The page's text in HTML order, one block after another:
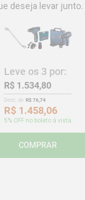
deseja levar junto.
Leve os 3 por:
R$ 1.534,80
Desc. de R$ 76,74
R$ 1.458,06
5% OFF no boleto à vista
COMPRAR